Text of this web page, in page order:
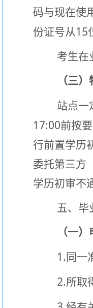
码与现在使
份证号从15
考生在
（三
站点一
17:00前按
行前置学历
委托第三方
学历初审不
五、毕
（一
1. 同一
2.所取